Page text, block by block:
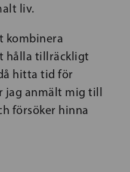
liv.
kombinera
hålla tillräckligt
hitta tid för
anmält mig till
försöker hinna